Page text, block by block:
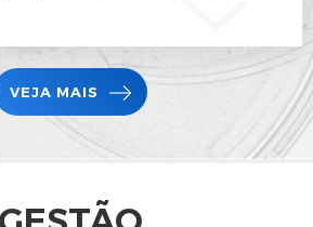
é amplamente utilizado em
respiratória. É seguro, confiável,
processo normal de uso de
devido ao efeito da corrente, o
de equipamentos médicos tem
ascensão. Se O aumento de
faixa de segurança em uso normal (ou
mais) deve ser instalado para garantir
VEJA MAIS